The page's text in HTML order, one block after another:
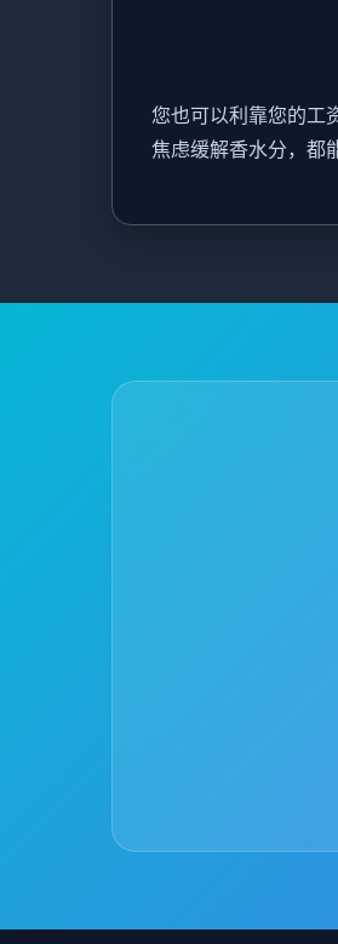
您也可以利靠您的工
焦虑缓解香水分，都